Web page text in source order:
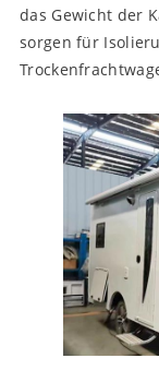
das Gewicht der
sorgen für